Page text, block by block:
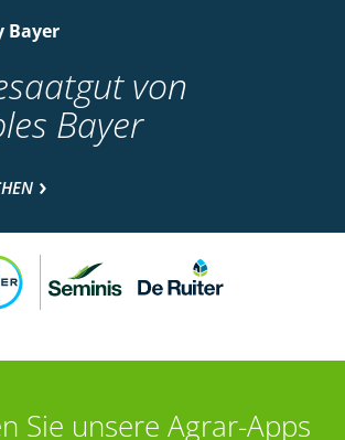
Bayer
von
Bayer
Sie unsere Agrar-Apps